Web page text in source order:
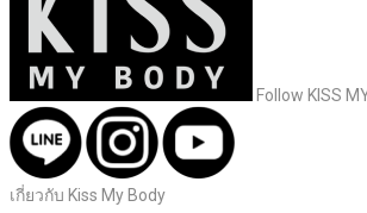
Follow KISS
เกี่ยวกับ Kiss My Body